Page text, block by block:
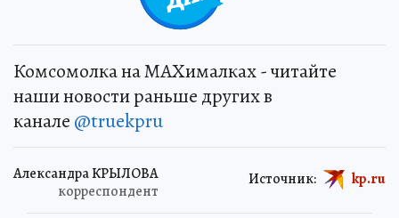
Комсомолка на MAXималках - читайте
наши новости раньше других в
канале @truekpru
Александра КРЫЛОВА
корреспондент
Источник: kp.ru